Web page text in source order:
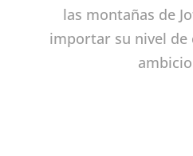
las montañas de
importar su nivel de